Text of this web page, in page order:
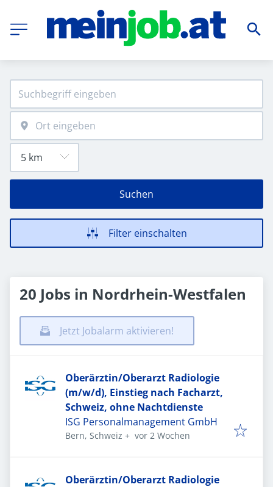
Suchen
Filter einschalten
20 Jobs in Nordrhein-Westfalen
Jetzt Jobalarm aktivieren!
Oberärztin/Oberarzt Radiologie
(m/w/d), Einstieg nach Facharzt,
Schweiz, ohne Nachtdienste
ISG Personalmanagement GmbH
Bern, Schweiz + Veröffentlicht:
vor 2 Wochen
Oberärztin/Oberarzt Radiologie